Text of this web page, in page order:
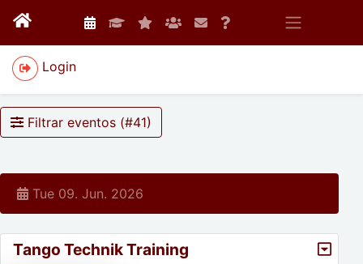
Login
Filtrar eventos (#41)
Tue 09. Jun. 2026
Tango Technik Training